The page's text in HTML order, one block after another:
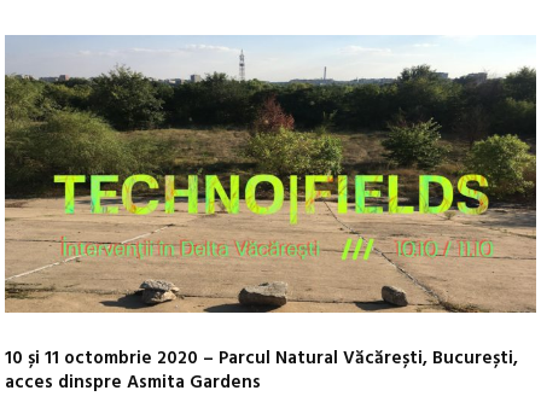
10 și 11 octombrie 2020 – Parcul Natural Văcărești, București,
acces dinspre Asmita Gardens